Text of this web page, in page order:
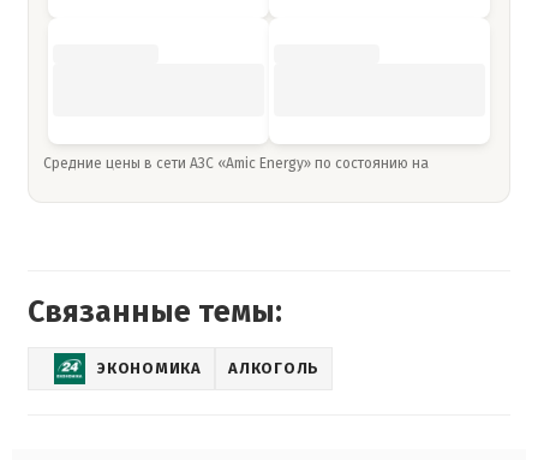
Средние цены в сети АЗС «Amic Energy» по состоянию на
Связанные темы:
ЭКОНОМИКА АЛКОГОЛЬ